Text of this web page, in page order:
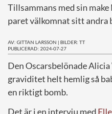
Tillsammans med sin
paret välkomnat sitt andra
AV: GITTAN LARSSON | BILDER: TT
PUBLICERAD: 2024-07-27
Den Oscarsbelönade
graviditet helt hemlig så
en riktigt bomb.
Det är i en intervju med